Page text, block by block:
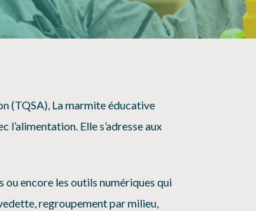
ET ÉTHIQUE
(TQSA), La marmite éducative
Elle s’adresse aux
ou encore les outils numériques qui
regroupement par milieu,